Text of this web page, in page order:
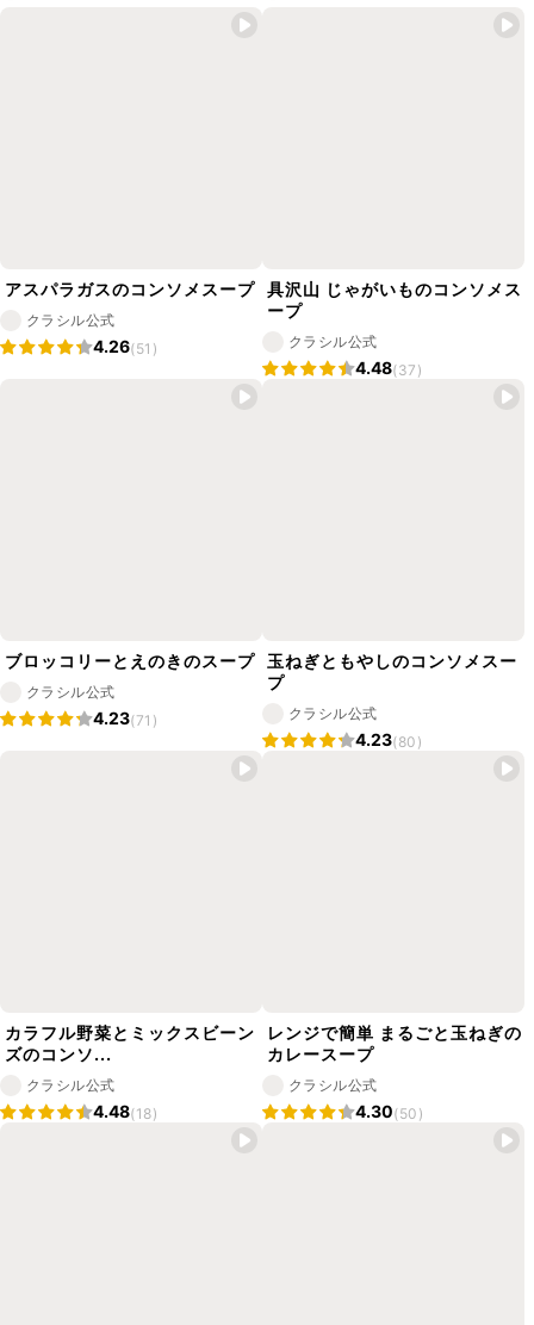
アスパラガスのコンソメスープ
クラシル公式
4.26(51)
具沢山 じゃがいものコンソメス
ープ
クラシル公式
4.48(37)
ブロッコリーとえのきのスープ
クラシル公式
4.23(71)
玉ねぎともやしのコンソメスー
プ
クラシル公式
4.23(80)
カラフル野菜とミックスビーン
ズのコンソ...
クラシル公式
4.48(18)
レンジで簡単 まるごと玉ねぎの
カレースープ
クラシル公式
4.30(50)